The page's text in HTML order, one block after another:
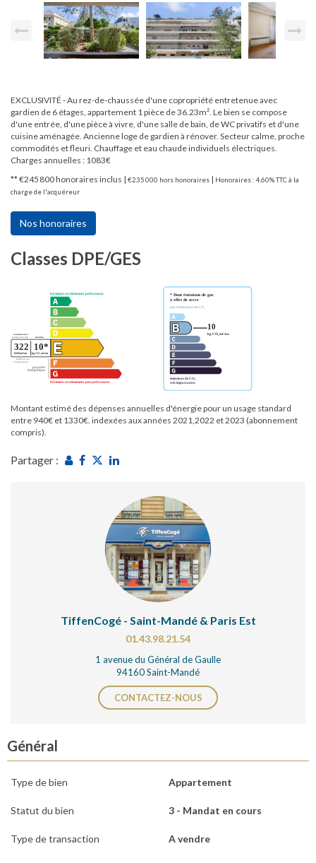
EXCLUSIVITÉ - Au rez-de-chaussée d'une copropriété entretenue avec
gardien de 6 étages, appartement 1 pièce de 36.23m². Le bien se compose
d'une entrée, d'une pièce à vivre, d'une salle de bain, de WC privatifs et d'une
cuisine aménagée. Ancienne loge de gardien à rénover. Secteur calme, proche
commodités et fleuri. Chauffage et eau chaude individuels électriques.
Charges annuelles : 1083€
** €245 800honoraires inclus | €235 000 hors honoraires | Honoraires : 4.60% TTC à la
charge de l'acquéreur
Nos honoraires
Classes DPE/GES
Montant estimé des dépenses annuelles d'énergie pour un usage standard
entre 940€ et 1330€. indexées aux années 2021,2022 et 2023 (abonnement
compris).
Partager :
TiffenCogé - Saint-Mandé & Paris Est
01.43.98.21.54
1 avenue du Général de Gaulle
94160 Saint-Mandé
CONTACTEZ-NOUS
Général
Type de bien Appartement
Statut du bien 3 - Mandat en cours
Type de transaction A vendre